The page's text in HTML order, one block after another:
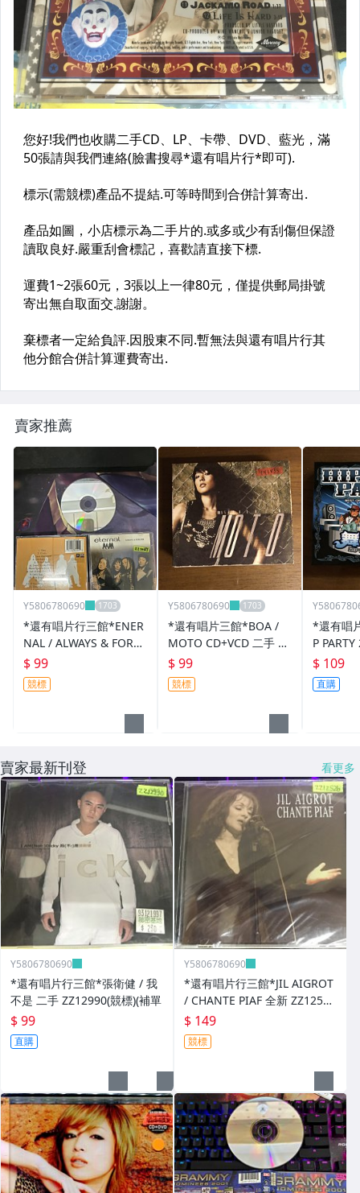
賣家推薦
Y5806780690
*還有唱片行三館*ENER
NAL / ALWAYS & FOREV
ER 二手 ZZ20699
$ 99
競標
Y5806780690
*還有唱片三館*BOA /
MOTO CD+VCD 二手 YY
2433 (需競標)
$ 99
競標
*還有唱
P
52
$ 109
直購
賣家最新刊登 看更多
Y5806780690
*還有唱片行三館*張衛健 / 我
不是 二手 ZZ12990(競標)(補單
$ 99
直購
Y5806780690
*還有唱片行三館*JIL AIGROT
/ CHANTE PIAF 全新 ZZ12526
(競標)
$ 149
競標